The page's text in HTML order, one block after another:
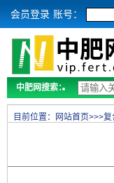
会员登录 账号：
中肥网搜索：
目前位置： 网站首页>>>复